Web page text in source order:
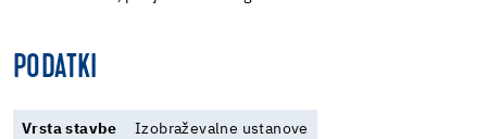
PODATKI
Vrsta stavbe Izobraževalne ustanove